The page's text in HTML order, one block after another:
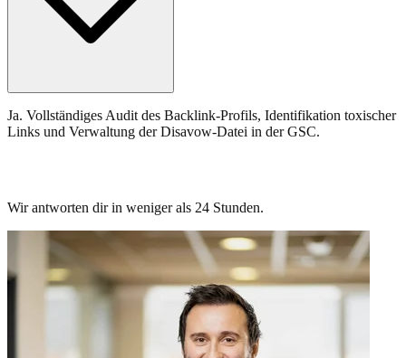
Ja. Vollständiges Audit des Backlink-Profils, Identifikation toxischer
Links und Verwaltung der Disavow-Datei in der GSC.
Wir antworten dir in weniger als 24 Stunden.